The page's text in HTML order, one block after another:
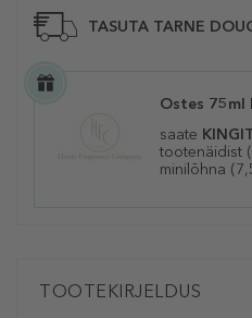
TASUTA TARNE
Ostes 75ml
saate
tootenäidist
minilõhna
TOOTEKIRJELDUS